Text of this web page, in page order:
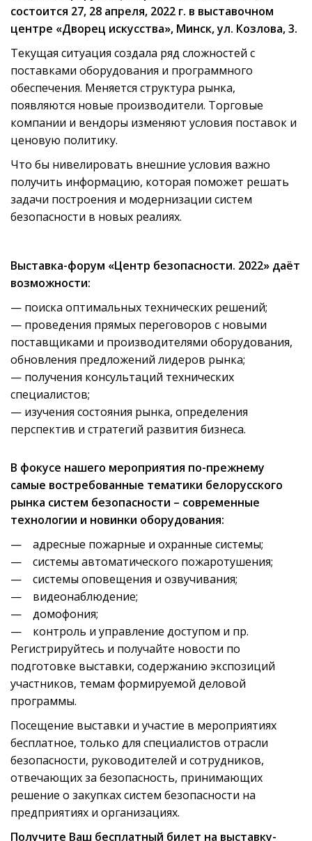
состоится 27, 28 апреля, 2022 г. в выставочном
центре «Дворец искусства», Минск, ул. Козлова, 3.
Текущая ситуация создала ряд сложностей с
поставками оборудования и программного
обеспечения. Меняется структура рынка,
появляются новые производители. Торговые
компании и вендоры изменяют условия поставок и
ценовую политику.
Что бы нивелировать внешние условия важно
получить информацию, которая поможет решать
задачи построения и модернизации систем
безопасности в новых реалиях.
Выставка-форум «Центр безопасности. 2022» даёт
возможности:
— поиска оптимальных технических решений;
— проведения прямых переговоров с новыми
поставщиками и производителями оборудования,
обновления предложений лидеров рынка;
— получения консультаций технических
специалистов;
— изучения состояния рынка, определения
перспектив и стратегий развития бизнеса.
В фокусе нашего мероприятия по-прежнему
самые востребованные тематики белорусского
рынка систем безопасности – современные
технологии и новинки оборудования:
— адресные пожарные и охранные системы;
— системы автоматического пожаротушения;
— системы оповещения и озвучивания;
— видеонаблюдение;
— домофония;
— контроль и управление доступом и пр.
Регистрируйтесь и получайте новости по
подготовке выставки, содержанию экспозиций
участников, темам формируемой деловой
программы.
Посещение выставки и участие в мероприятиях
бесплатное, только для специалистов отрасли
безопасности, руководителей и сотрудников,
отвечающих за безопасность, принимающих
решение о закупках систем безопасности на
предприятиях и организациях.
Получите Ваш бесплатный билет на выставку-